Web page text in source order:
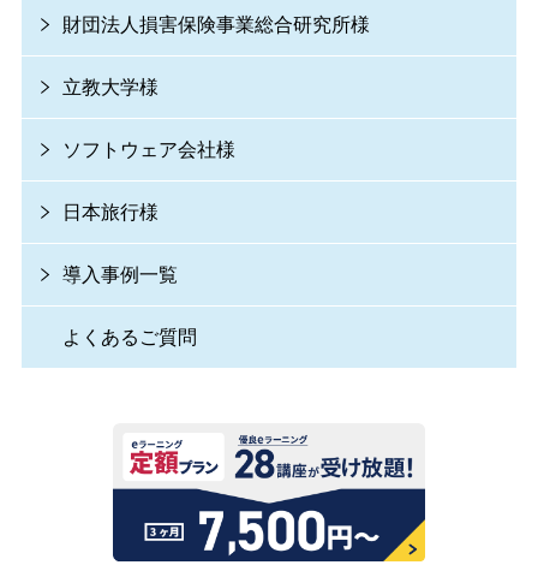
財団法人損害保険事業総合研究所様
立教大学様
ソフトウェア会社様
日本旅行様
導入事例一覧
よくあるご質問